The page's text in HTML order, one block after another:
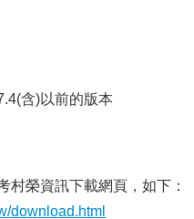
含)以前的版本
村榮資訊下載網頁，如下：
download.html